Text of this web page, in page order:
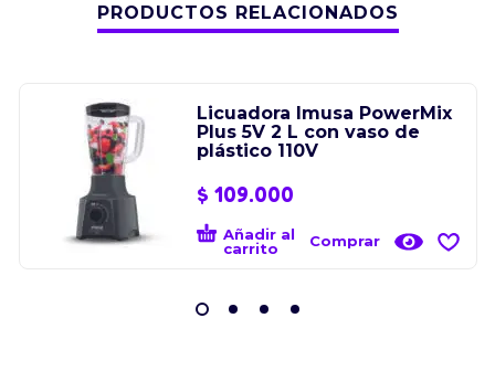
PRODUCTOS RELACIONADOS
Licuadora Imusa PowerMix
Plus 5V 2 L con vaso de
plástico 110V
$ 109.000
Añadir al
carrito
Comprar